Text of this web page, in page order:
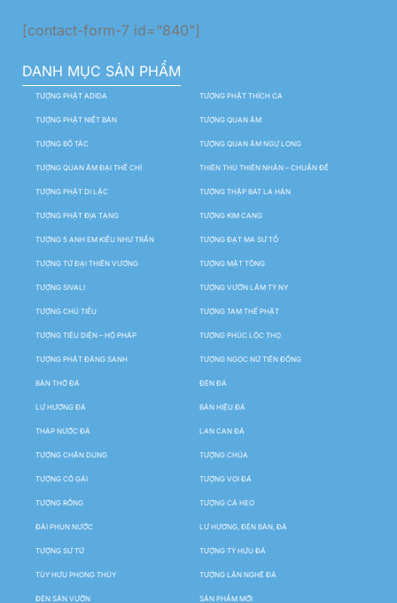
[contact-form-7 id="840"]
DANH MỤC SẢN PHẨM
TƯỢNG PHẬT ADIDA TƯỢNG PHẬT THÍCH CA
TƯỢNG PHẬT NIẾT BÀN TƯỢNG QUAN ÂM
TƯỢNG BỒ TÁC TƯỢNG QUAN ÂM NGỰ LONG
TƯỢNG QUAN ÂM ĐẠI THẾ CHÍ THIÊN THỦ THIÊN NHÃN – CHUẨN ĐỀ
TƯỢNG PHẬT DI LẶC TƯỢNG THẬP BÁT LA HÁN
TƯỢNG PHẬT ĐỊA TẠNG TƯỢNG KIM CANG
TƯỢNG 5 ANH EM KIỀU NHƯ TRẦN TƯỢNG ĐẠT MA SƯ TỔ
TƯỢNG TỨ ĐẠI THIÊN VƯƠNG TƯỢNG MẬT TÔNG
TƯỢNG SIVALI TƯỢNG VƯỜN LÂM TỲ NY
TƯỢNG CHÚ TIỂU TƯỢNG TAM THẾ PHẬT
TƯỢNG TIÊU DIỆN – HỘ PHÁP TƯỢNG PHÚC LỘC THỌ
TƯỢNG PHẬT ĐẢNG SANH TƯỢNG NGỌC NỮ TIÊN ĐỒNG
BÀN THỜ ĐÁ ĐÈN ĐÁ
LƯ HƯƠNG ĐÁ BẢN HIỆU ĐÁ
THÁP NƯỚC ĐÁ LAN CAN ĐÁ
TƯỢNG CHÂN DUNG TƯỢNG CHÚA
TƯỢNG CÔ GÁI TƯỢNG VOI ĐÁ
TƯỢNG RỒNG TƯỢNG CÁ HEO
ĐÀI PHUN NƯỚC LƯ HƯƠNG, ĐÈN BÀN, ĐÁ
TƯỢNG SƯ TỬ TƯỢNG TỲ HƯU ĐÁ
TÙY HƯU PHONG THỦY TƯỢNG LÂN NGHÊ ĐÁ
ĐÈN SÂN VƯỜN SẢN PHẨM MỚI